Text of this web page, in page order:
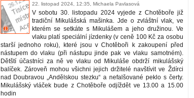
22. listopad 2024, 12:35, Michaela Pavlasová
V sobotu 30. listopadu 2024 vyjede z Chotěboře již
tradiční Mikulášská mašinka. Jde o zvláštní vlak, ve
kterém se setkáte s Mikulášem a jeho družinou. Ve
vlaku platí speciální jízdenky (v ceně 100 Kč za osobu
starší jednoho roku), které jsou v Chotěboři k zakoupení před
nástupem do vlaku (při nástupu jinde pak ve vlaku samotném).
Dětští účastníci za ně ve vlaku od Mikuláše obdrží mikulášský
balíček. Zároveň mohou všichni jejich držitelé navštívit ve Ždírci
nad Doubravou „Andělskou stezku“ a nefalšované peklo s čerty.
Mikulášský vláček bude z Chotěboře odjíždět ve 13.00 a 15.00
hodin